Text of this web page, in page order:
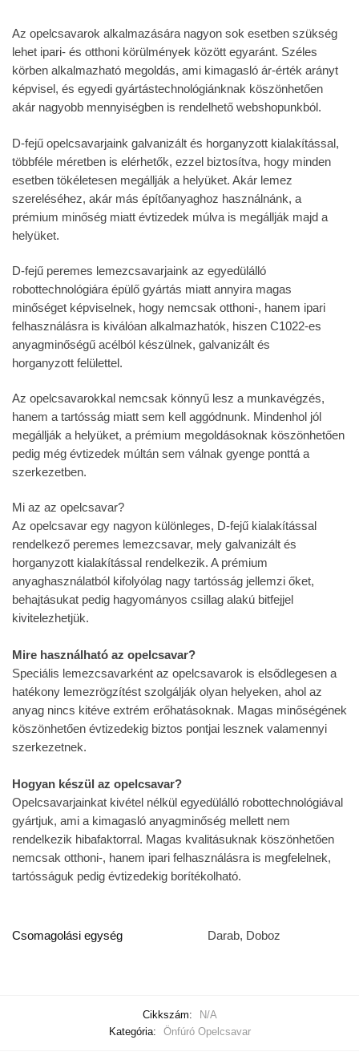
Az opelcsavarok alkalmazására nagyon sok esetben szükség
lehet ipari- és otthoni körülmények között egyaránt. Széles
körben alkalmazható megoldás, ami kimagasló ár-érték arányt
képvisel, és egyedi gyártástechnológiánknak köszönhetően
akár nagyobb mennyiségben is rendelhető webshopunkból.
D-fejű opelcsavarjaink galvanizált és horganyzott kialakítással,
többféle méretben is elérhetők, ezzel biztosítva, hogy minden
esetben tökéletesen megállják a helyüket. Akár lemez
szereléséhez, akár más építőanyaghoz használnánk, a
prémium minőség miatt évtizedek múlva is megállják majd a
helyüket.
D-fejű peremes lemezcsavarjaink az egyedülálló
robottechnológiára épülő gyártás miatt annyira magas
minőséget képviselnek, hogy nemcsak otthoni-, hanem ipari
felhasználásra is kiválóan alkalmazhatók, hiszen C1022-es
anyagminőségű acélból készülnek, galvanizált és
horganyzott felülettel.
Az opelcsavarokkal nemcsak könnyű lesz a munkavégzés,
hanem a tartósság miatt sem kell aggódnunk. Mindenhol jól
megállják a helyüket, a prémium megoldásoknak köszönhetően
pedig még évtizedek múltán sem válnak gyenge ponttá a
szerkezetben.
Mi az az opelcsavar?
Az opelcsavar egy nagyon különleges, D-fejű kialakítással
rendelkező peremes lemezcsavar, mely galvanizált és
horganyzott kialakítással rendelkezik. A prémium
anyaghasználatból kifolyólag nagy tartósság jellemzi őket,
behajtásukat pedig hagyományos csillag alakú bitfejjel
kivitelezhetjük.
Mire használható az opelcsavar?
Speciális lemezcsavarként az opelcsavarok is elsődlegesen a
hatékony lemezrögzítést szolgálják olyan helyeken, ahol az
anyag nincs kitéve extrém erőhatásoknak. Magas minőségének
köszönhetően évtizedekig biztos pontjai lesznek valamennyi
szerkezetnek.
Hogyan készül az opelcsavar?
Opelcsavarjainkat kivétel nélkül egyedülálló robottechnológiával
gyártjuk, ami a kimagasló anyagminőség mellett nem
rendelkezik hibafaktorral. Magas kvalitásuknak köszönhetően
nemcsak otthoni-, hanem ipari felhasználásra is megfelelnek,
tartósságuk pedig évtizedekig borítékolható.
Csomagolási egység Darab, Doboz
Cikkszám:
N/A
Kategória:
Önfúró Opelcsavar